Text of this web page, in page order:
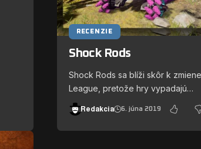
RECENZIE
Shock Rods
Shock Rods sa blíži skôr k
League, pretože hry vypadajú…
Redakcia 6. júna 2019